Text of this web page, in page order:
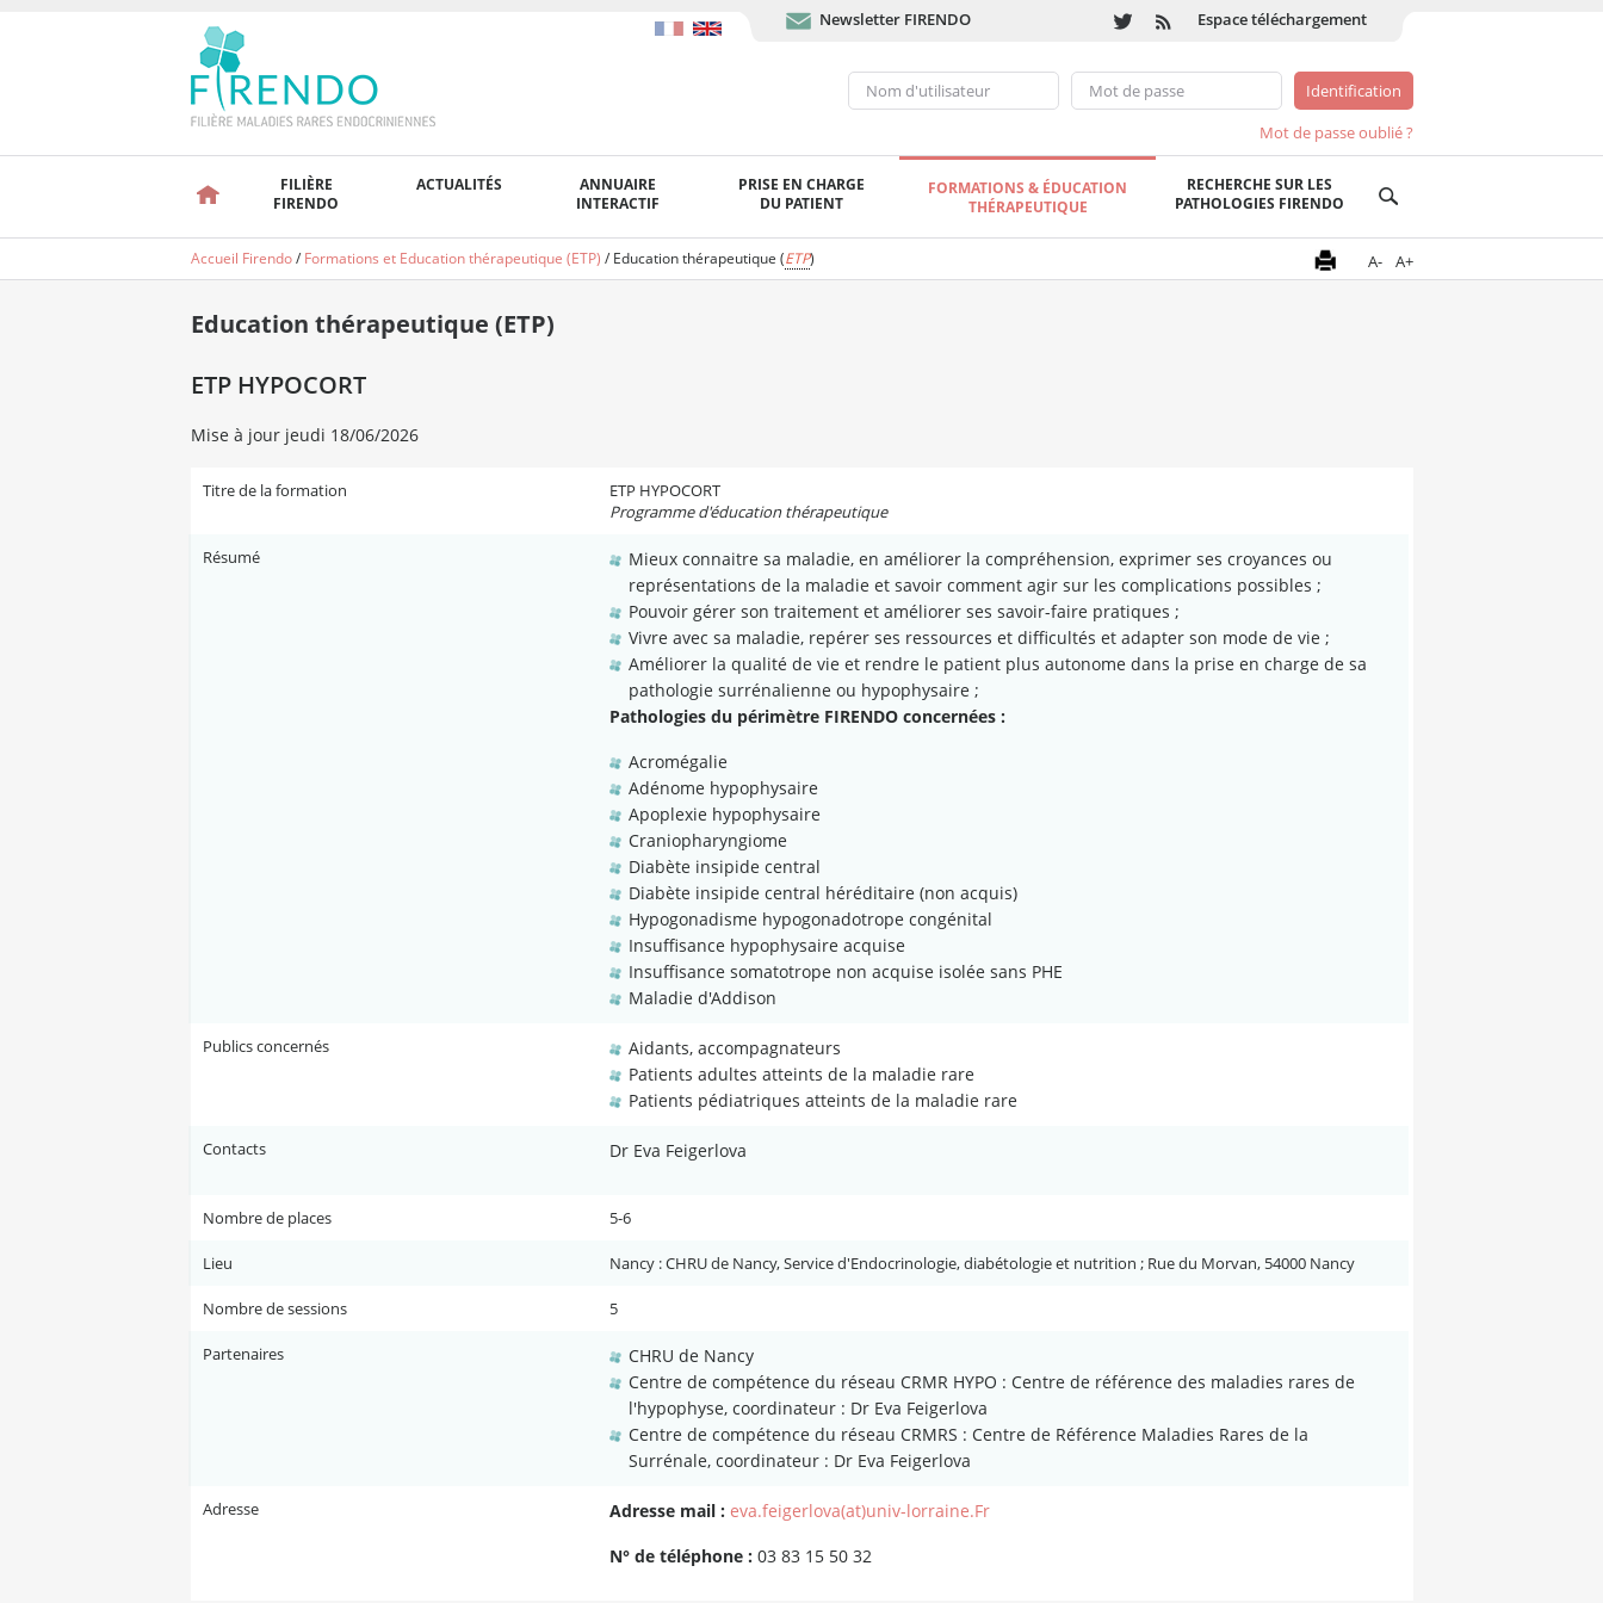
Newsletter FIRENDO Espace téléchargement
Mot de passe oublié ?
FILIÈRE
FIRENDO
ACTUALITÉS
ANNUAIRE
INTERACTIF
PRISE EN CHARGE
DU PATIENT
FORMATIONS & ÉDUCATION
THÉRAPEUTIQUE
RECHERCHE SUR LES
PATHOLOGIES FIRENDO
Accueil Firendo/Formations et Education thérapeutique (ETP) /Education thérapeutique (ETP) A- A+
Education thérapeutique (ETP)
ETP HYPOCORT
Mise à jour jeudi 18/06/2026
Titre de la formation
ETP HYPOCORT
Programme d'éducation thérapeutique
Résumé
Mieux connaitre sa maladie, en améliorer la compréhension, exprimer ses croyances ou
représentations de la maladie et savoir comment agir sur les complications possibles ;
Pouvoir gérer son traitement et améliorer ses savoir-faire pratiques ;
Vivre avec sa maladie, repérer ses ressources et difficultés et adapter son mode de vie ;
Améliorer la qualité de vie et rendre le patient plus autonome dans la prise en charge de sa
pathologie surrénalienne ou hypophysaire ;
Pathologies du périmètre FIRENDO concernées :
Acromégalie
Adénome hypophysaire
Apoplexie hypophysaire
Craniopharyngiome
Diabète insipide central
Diabète insipide central héréditaire (non acquis)
Hypogonadisme hypogonadotrope congénital
Insuffisance hypophysaire acquise
Insuffisance somatotrope non acquise isolée sans PHE
Maladie d'Addison
Publics concernés
Aidants, accompagnateurs
Patients adultes atteints de la maladie rare
Patients pédiatriques atteints de la maladie rare
Contacts Dr Eva Feigerlova
Nombre de places 5-6
Lieu Nancy : CHRU de Nancy, Service d'Endocrinologie, diabétologie et nutrition ; Rue du Morvan, 54000 Nancy
Nombre de sessions 5
Partenaires
CHRU de Nancy
Centre de compétence du réseau CRMR HYPO : Centre de référence des maladies rares de
l'hypophyse, coordinateur : Dr Eva Feigerlova
Centre de compétence du réseau CRMRS : Centre de Référence Maladies Rares de la
Surrénale, coordinateur : Dr Eva Feigerlova
Adresse Adresse mail : eva.feigerlova(at)univ-lorraine.Fr
N° de téléphone : 03 83 15 50 32